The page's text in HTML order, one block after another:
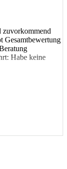
zuvorkommend
Gesamtbewertung
Habe keine